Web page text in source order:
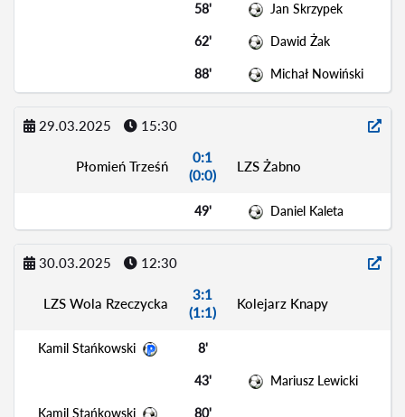
58' Jan Skrzypek
62' Dawid Żak
88' Michał Nowiński
29.03.2025 15:30
Płomień Trześń
0:1
(0:0)
LZS Żabno
49' Daniel Kaleta
30.03.2025 12:30
LZS Wola Rzeczycka
3:1
(1:1)
Kolejarz Knapy
Kamil Stańkowski 8'
43' Mariusz Lewicki
Kamil Stańkowski 80'